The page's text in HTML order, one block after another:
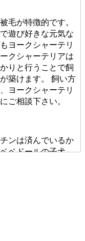
毛が特徴的です。
遊び好きな元気な
ヨークシャーテリ
クシャーテリアは
りと行うことで飼
築けます。 飼い方
ヨークシャーテリ
ご相談下さい。
ンは済んでいるか
ベドールの子犬
おります。ブリー
育成を慎重に行っ
シャーテリアのご
下さい。